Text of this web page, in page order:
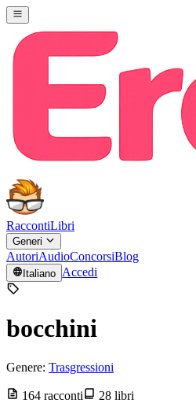
RaccontiLibri
Generi
AutoriAudioConcorsiBlog
Italiano Accedi
bocchini
Genere: Trasgressioni
164 racconti
28 libri